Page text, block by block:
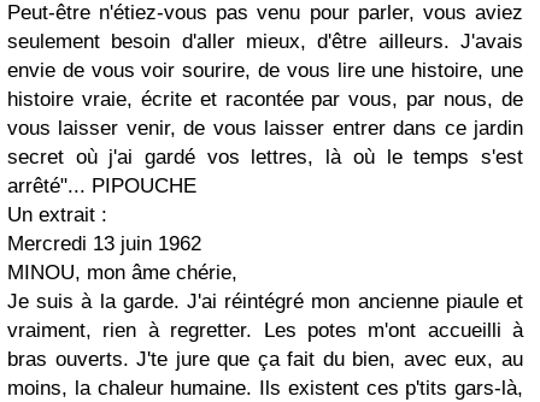
Peut-être n'étiez-vous pas venu pour parler, vous aviez
seulement besoin d'aller mieux, d'être ailleurs. J'avais
envie de vous voir sourire, de vous lire une histoire, une
histoire vraie, écrite et racontée par vous, par nous, de
vous laisser venir, de vous laisser entrer dans ce jardin
secret où j'ai gardé vos lettres, là où le temps s'est
arrêté"... PIPOUCHE
Un extrait :
Mercredi 13 juin 1962
MINOU, mon âme chérie,
Je suis à la garde. J'ai réintégré mon ancienne piaule et
vraiment, rien à regretter. Les potes m'ont accueilli à
bras ouverts. J'te jure que ça fait du bien, avec eux, au
moins, la chaleur humaine. Ils existent ces p'tits gars-là,